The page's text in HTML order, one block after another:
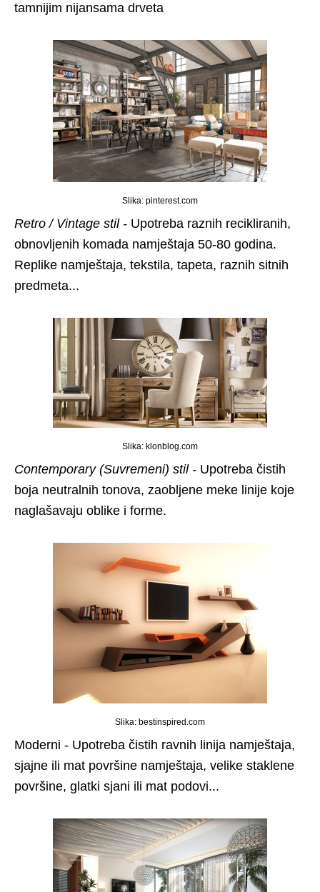
tamnijim nijansama drveta
Slika: pinterest.com
Retro / Vintage stil - Upotreba raznih recikliranih,
obnovljenih komada namještaja 50-80 godina.
Replike namještaja, tekstila, tapeta, raznih sitnih
predmeta...
Slika: klonblog.com
Contemporary (Suvremeni) stil - Upotreba čistih
boja neutralnih tonova, zaobljene meke linije koje
naglašavaju oblike i forme.
Slika: bestinspired.com
Moderni - Upotreba čistih ravnih linija namještaja,
sjajne ili mat površine namještaja, velike staklene
površine, glatki sjani ili mat podovi...